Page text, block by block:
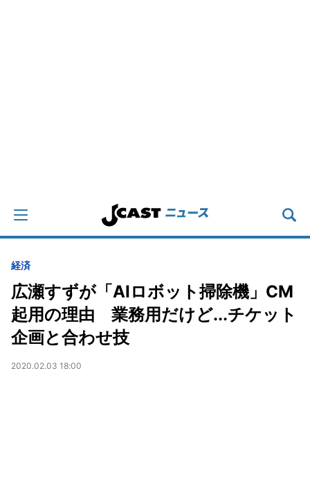
経済
広瀬すずが「AIロボット掃除機」CM
起用の理由 業務用だけど...チケット
企画と合わせ技
2020.02.03 18:00